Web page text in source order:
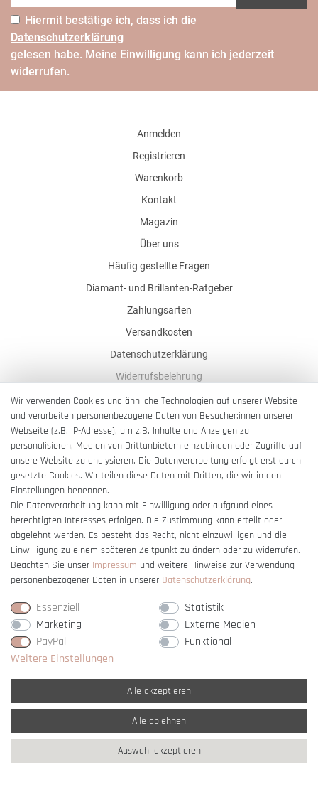
Hiermit bestätige ich, dass ich die
Daten­schutz­erklärung
gelesen habe. Meine Einwilligung kann ich jederzeit
widerrufen.
Anmelden
Registrieren
Warenkorb
Kontakt
Magazin
Über uns
Häufig gestellte Fragen
Diamant- und Brillanten-Ratgeber
Zahlungsarten
Versandkosten
Datenschutzerklärung
Widerrufsbelehrung
AGB
Impressum
Barrierefreiheitserklärung
Vertrag widerrufen
* Alle Preise verstehen sich inkl. gesetzl. MwSt. undzzgl. Versandkosten
** Nur innerhalb Deutschlands© copyright 2007-2026 Schmuck Krone / Alle
Rechte vorbehalten / powered bycreateyourtemplate
Wir verwenden Cookies und ähnliche Technologien auf unserer Website
und verarbeiten personenbezogene Daten von Besucher:innen unserer
Webseite (z.B. IP-Adresse), um z.B. Inhalte und Anzeigen zu
personalisieren, Medien von Drittanbietern einzubinden oder Zugriffe auf
unsere Website zu analysieren. Die Datenverarbeitung erfolgt erst durch
gesetzte Cookies. Wir teilen diese Daten mit Dritten, die wir in den
Einstellungen benennen.
Die Datenverarbeitung kann mit Einwilligung oder aufgrund eines
berechtigten Interesses erfolgen. Die Zustimmung kann erteilt oder
abgelehnt werden. Es besteht das Recht, nicht einzuwilligen und die
Einwilligung zu einem späteren Zeitpunkt zu ändern oder zu widerrufen.
Beachten Sie unser Impressum und weitere Hinweise zur Verwendung
personenbezogener Daten in unserer Daten­schutz­erklärung.
Essenziell
Statistik
Marketing
Externe Medien
PayPal
Funktional
Weitere Einstellungen
Alle akzeptieren
Alle ablehnen
Auswahl akzeptieren